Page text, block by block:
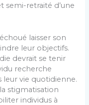
semi-retraité d’une
laisser son
leur objectifs.
devrait se tenir
recherche
leur vie quotidienne.
stigmatisation
individus à